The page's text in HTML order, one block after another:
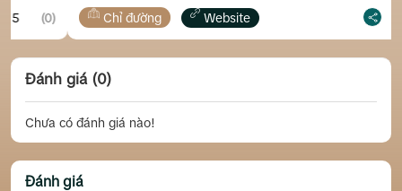
(0) Chỉ đường Website 5
Đánh giá (0)
Chưa có đánh giá nào!
Đánh giá